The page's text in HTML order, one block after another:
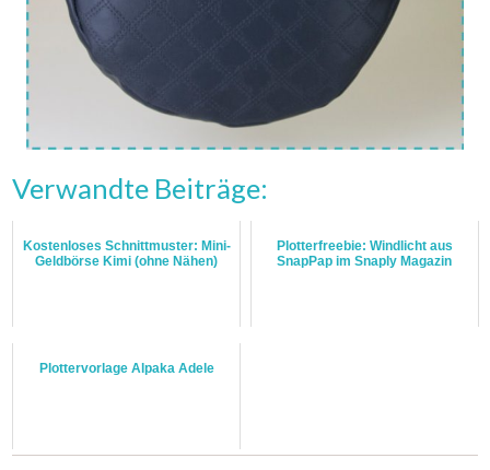
Verwandte Beiträge:
Kostenloses Schnittmuster: Mini-
Geldbörse Kimi (ohne Nähen)
Plotterfreebie: Windlicht aus
SnapPap im Snaply Magazin
Plottervorlage Alpaka Adele